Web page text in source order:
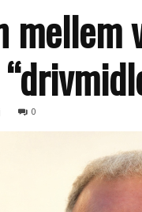
mellem
0